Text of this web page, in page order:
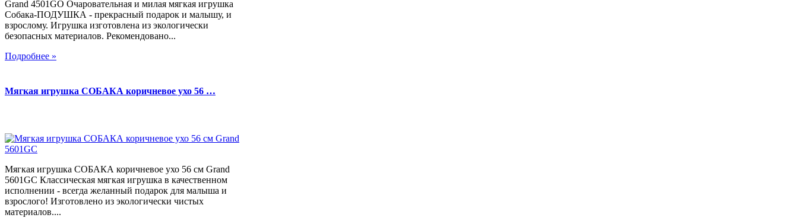
Grand 4501GO Очаровательная и милая мягкая игрушка
Собака-ПОДУШКА - прекрасный подарок и малышу, и
взрослому. Игрушка изготовлена из экологически
безопасных материалов. Рекомендовано...
Подробнее »
Мягкая игрушка СОБАКА коричневое ухо 56 …
Мягкая игрушка СОБАКА коричневое ухо 56 см Grand
5601GC Классическая мягкая игрушка в качественном
исполнении - всегда желанный подарок для малыша и
взрослого! Изготовлено из экологически чистых
материалов....